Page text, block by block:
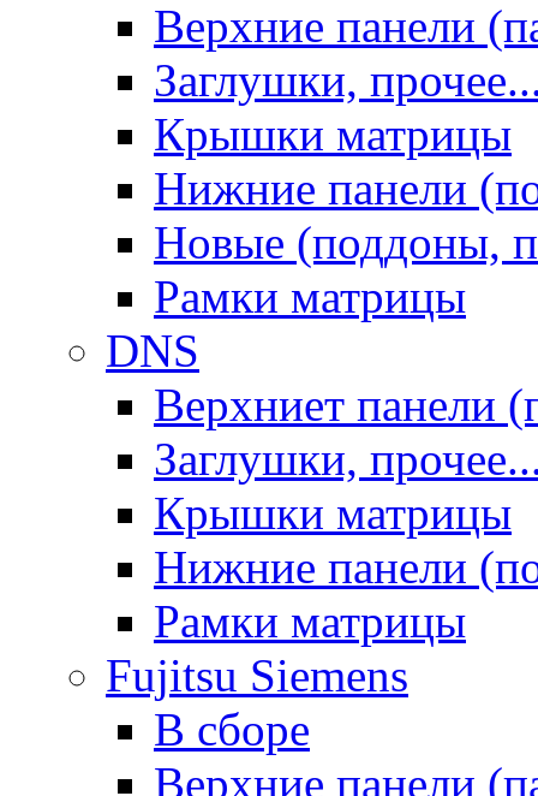
Верхние панели
Заглушки,
Крышки матрицы
Нижние панели
Новые (поддоны,
Рамки матрицы
DNS
Верхниет панели
Заглушки,
Крышки матрицы
Нижние панели
Рамки матрицы
Fujitsu Siemens
В сборе
Верхние панели